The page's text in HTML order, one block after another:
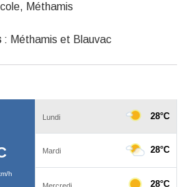
Méthamis
: Méthamis et Blauvac